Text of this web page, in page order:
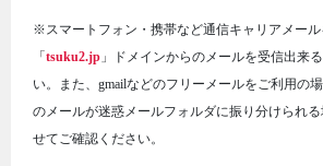
※スマートフォン・携帯など通信キャリアメー
「 tsuku2.jp 」ドメインからのメールを受信出来
い。また、gmailなどのフリーメールをご利用の
のメールが迷惑メールフォルダに振り分けられ
せてご確認ください。